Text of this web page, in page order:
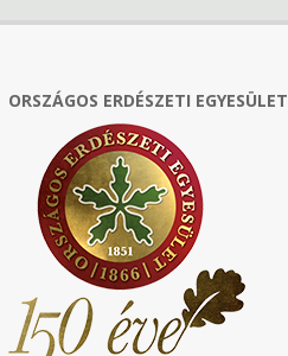
ORSZÁGOS ERDÉSZETI EGYESÜLET